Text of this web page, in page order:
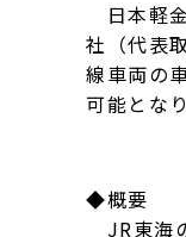
日本軽
社（代表
線車両の
可能とな
◆概要
JR東海